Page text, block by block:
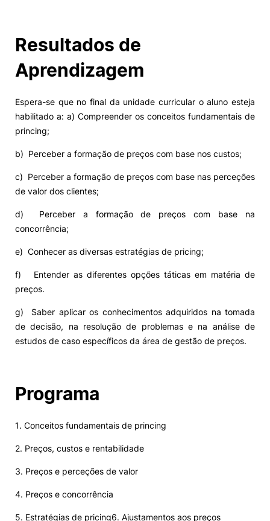
Resultados de
Aprendizagem
Espera-se que no final da unidade curricular o aluno esteja
habilitado a: a) Compreender os conceitos fundamentais de
princing;
b) Perceber a formação de preços com base nos custos;
c) Perceber a formação de preços com base nas perceções
de valor dos clientes;
d) Perceber a formação de preços com base na
concorrência;
e) Conhecer as diversas estratégias de pricing;
f) Entender as diferentes opções táticas em matéria de
preços.
g) Saber aplicar os conhecimentos adquiridos na tomada
de decisão, na resolução de problemas e na análise de
estudos de caso específicos da área de gestão de preços.
Programa
1. Conceitos fundamentais de princing
2. Preços, custos e rentabilidade
3. Preços e perceções de valor
4. Preços e concorrência
5. Estratégias de pricing6. Ajustamentos aos preços